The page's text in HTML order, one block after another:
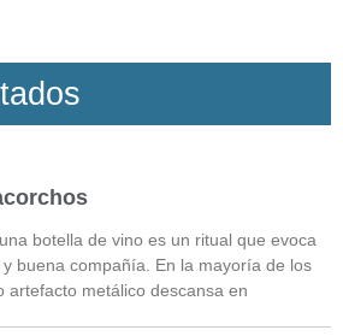
botella de vino es un ritual que evoca
buena compañía. En la mayoría de los
artefacto metálico descansa en